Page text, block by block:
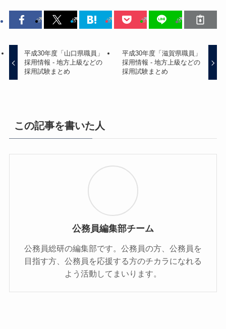
平成30年度「山口県職員」
採用情報 - 地方上級などの
採用試験まとめ
平成30年度「滋賀県職員」
採用情報 - 地方上級などの
採用試験まとめ
この記事を書いた人
公務員編集部チーム
公務員総研の編集部です。公務員の方、公務員を
目指す方、公務員を応援する方のチカラになれる
よう活動してまいります。